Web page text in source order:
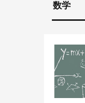
数学